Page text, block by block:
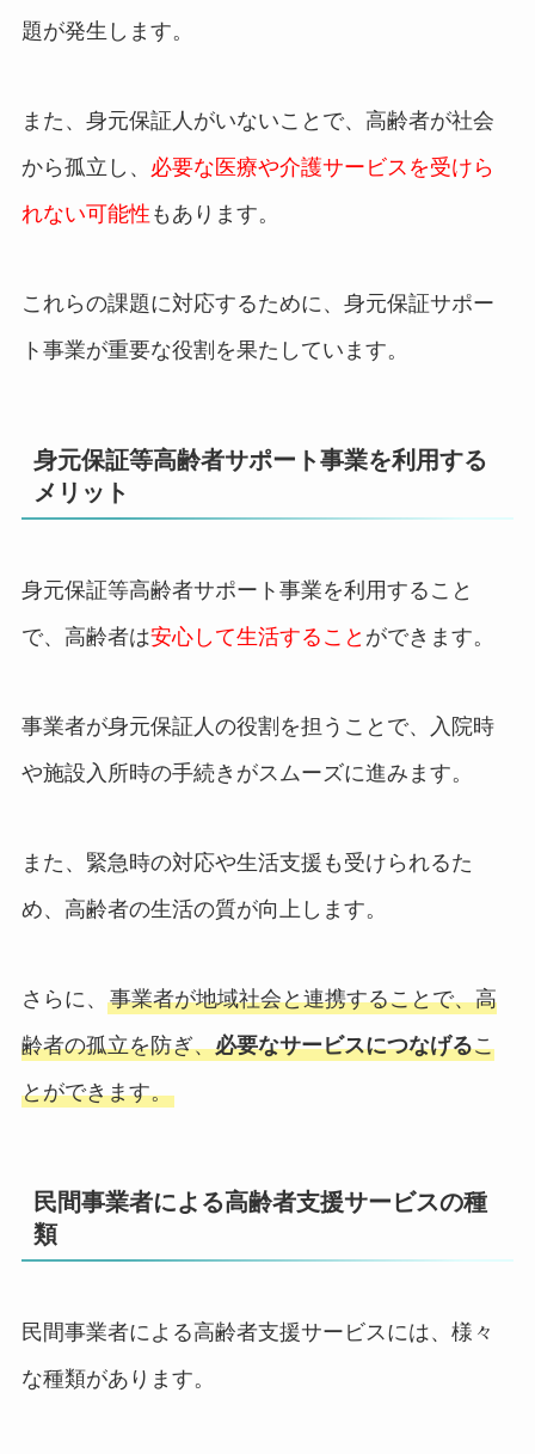
題が発生します。
また、身元保証人がいないことで、高齢者が社会
から孤立し、 必要な医療や介護サービスを受けら
れない可能性もあります。
これらの課題に対応するために、身元保証サポー
ト事業が重要な役割を果たしています。
身元保証等高齢者サポート事業を利用する
メリット
身元保証等高齢者サポート事業を利用すること
で、高齢者は安心して生活すること ができます。
事業者が身元保証人の役割を担うことで、入院時
や施設入所時の手続きがスムーズに進みます。
また、緊急時の対応や生活支援も受けられるた
め、高齢者の生活の質が向上します。
さらに、 事業者が地域社会と連携することで、高
齢者の孤立を防ぎ、必要なサービスにつなげるこ
とができます。
民間事業者による高齢者支援サービスの種
類
民間事業者による高齢者支援サービスには、様々
な種類があります。